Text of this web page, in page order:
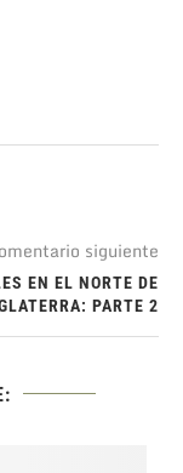
siguiente
EN EL NORTE DE
PARTE 2